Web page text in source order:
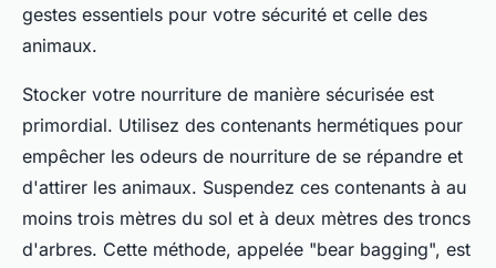
gestes essentiels pour votre sécurité et celle des
animaux.
Stocker votre nourriture de manière sécurisée est
primordial. Utilisez des contenants hermétiques pour
empêcher les odeurs de nourriture de se répandre et
d'attirer les animaux. Suspendez ces contenants à au
moins trois mètres du sol et à deux mètres des troncs
d'arbres. Cette méthode, appelée "bear bagging", est